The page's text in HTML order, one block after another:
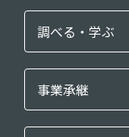
調べる・学ぶ
事業承継